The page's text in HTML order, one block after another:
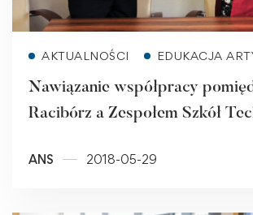
AKTUALNOŚCI EDUKACJA
Nawiązanie współpracy
Racibórz a Zespołem Szkół
ANS 2018-05-29